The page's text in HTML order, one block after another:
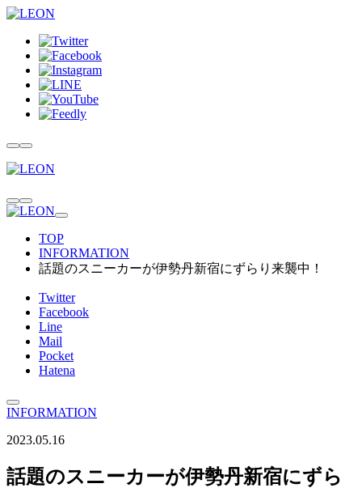
TOP
INFORMATION
話題のスニーカーが伊勢丹新宿にずらり来襲中！
Twitter
Facebook
Line
Mail
Pocket
Hatena
INFORMATION
2023.05.16
話題のスニーカーが伊勢丹新宿にずら